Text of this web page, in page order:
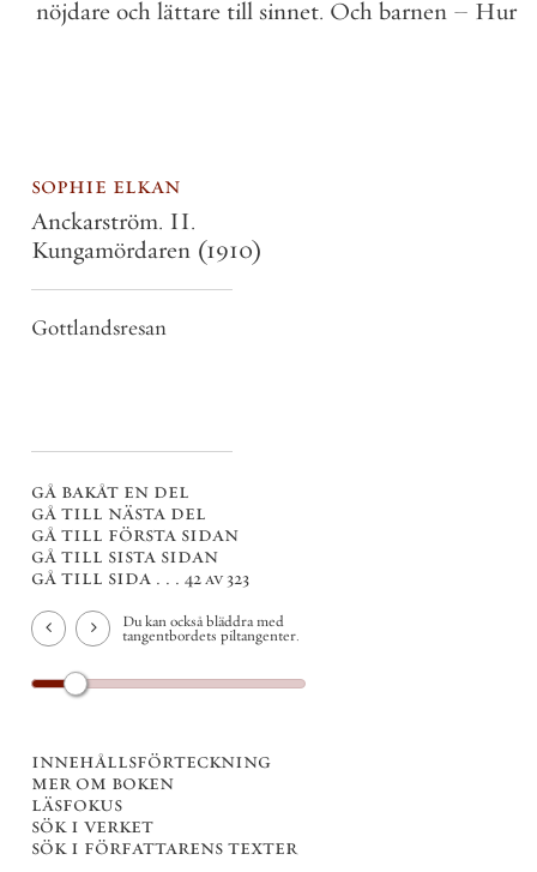
nöjdare och lättare till sinnet. Och barnen – Hur
sophie elkan
Anckarström. II.
Kungamördaren (1910)
Gottlandsresan
gå bakåt en del
gå till nästa del
gå till första sidan
gå till sista sidan
gå till sida . . . 42 av 323
Du kan också bläddra med
tangentbordets piltangenter.
innehållsförteckning
mer om boken
läsfokus
sök i verket
sök i författarens texter